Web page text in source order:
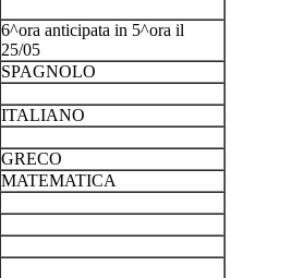
6^ora anticipata in 5^ora il
25/05
SPAGNOLO
ITALIANO
GRECO
MATEMATICA